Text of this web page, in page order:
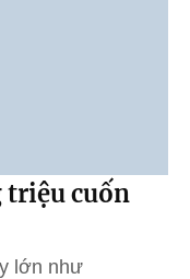
triệu cuốn
lớn như